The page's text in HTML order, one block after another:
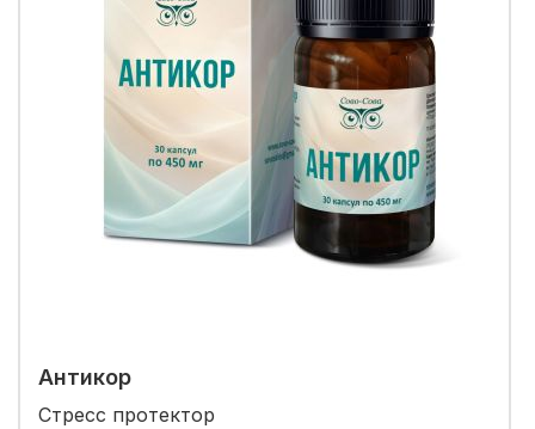
Антикор
Стресс протектор